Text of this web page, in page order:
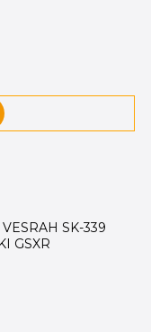
SK-339
GSXR